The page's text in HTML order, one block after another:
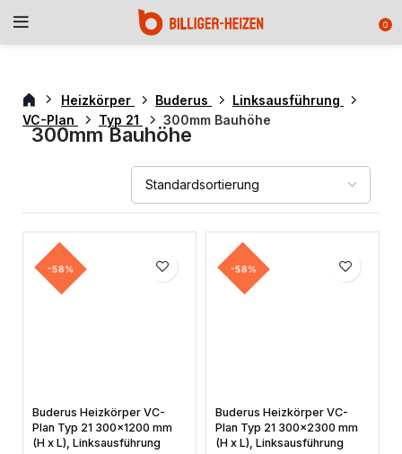
0
Heizkörper Buderus
Linksausführung
VC-Plan
Typ 21 300mm Bauhöhe
300mm Bauhöhe
-58%
Buderus Heizkörper VC-
Plan Typ 21 300×1200 mm
(H x L), Linksausführung
-58%
Buderus Heizkörper VC-
Plan Typ 21 300×2300 mm
(H x L), Linksausführung